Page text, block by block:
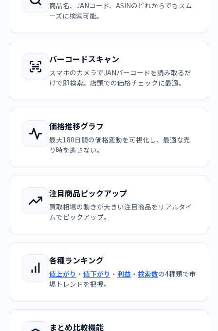
商品名、JANコード、ASINのどれからでもスム
ーズに検索可能。
バーコードスキャン
スマホのカメラでJANバーコードを読み取るだ
けで即検索。店頭での価格チェックに最適。
価格推移グラフ
最大180日間の価格変動を可視化し、最適な売
り時を逃さない。
注目商品ピックアップ
買取相場の動きが大きい注目商品をリアルタイ
ムでピックアップ。
各種ランキング
値上がり ・ 値下がり ・ 利益 ・ 検索数の4種類で市
場トレンドを把握。
まとめ比較機能